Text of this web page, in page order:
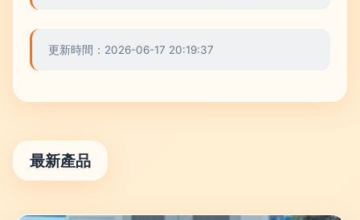
更新時間：2026-06-17 20:19:37
最新產品